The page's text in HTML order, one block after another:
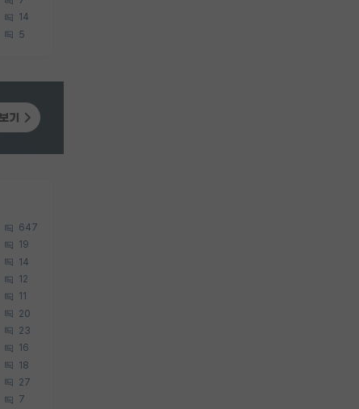
14
5
647
19
14
12
11
20
23
16
18
27
7